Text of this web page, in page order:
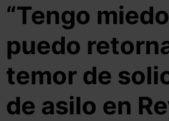
“Tengo
puedo
temor de
de asilo en